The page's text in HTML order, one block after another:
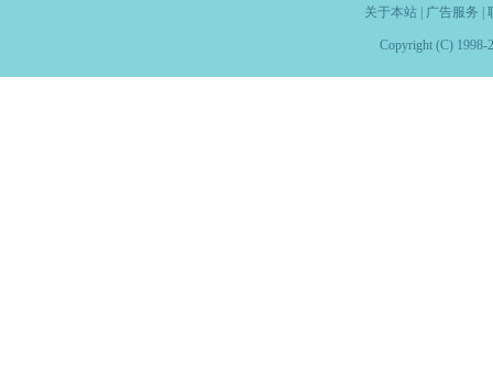
关于本站| 广告服务
Copyright (C) 1998-